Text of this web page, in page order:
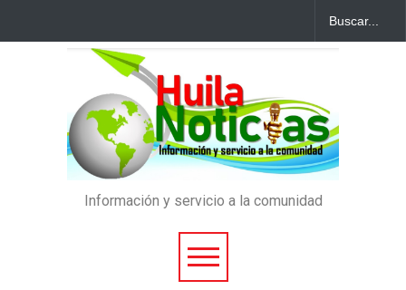
Información y servicio a la comunidad